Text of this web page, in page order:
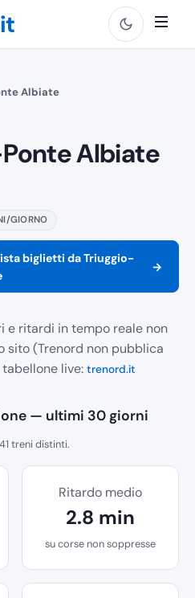
Albiate
Albiate
GIORNO
biglietti da Triuggio-
→
e ritardi in tempo reale non
sito (Trenord non pubblica
live: trenord.it
— ultimi 30 giorni
treni distinti.
Ritardo medio
2.8 min
su corse non soppresse